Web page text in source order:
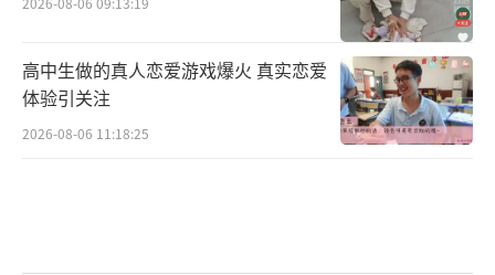
员、代理，以及资金通道人员。历时数月，雅
安警方成功打掉一条覆盖多省市、跨境操控，
利用虚拟货币洗钱的新型网络涉黄犯罪产业
链。
秽物品牟利罪，判处有期徒刑二年六个月，缓
高中生做的真人恋爱游戏爆火 真实恋爱
体验引关注
2026-08-06 11:18:25